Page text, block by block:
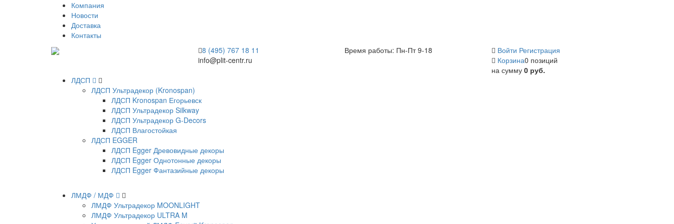
Компания
Новости
Доставка
Контакты
8 (495) 767 18 11
info@plit-centr.ru
Время работы: Пн-Пт 9-18 Войти Регистрация
Корзина0 позиций
на сумму 0 руб.
ЛДСП
ЛДСП Ультрадекор (Kronospan)
ЛДСП Kronospan Егорьевск
ЛДСП Ультрадекор Silkway
ЛДСП Ультрадекор G-Decors
ЛДСП Влагостойкая
ЛДСП EGGER
ЛДСП Egger Древовидные декоры
ЛДСП Egger Однотонные декоры
ЛДСП Egger Фантазийные декоры
ЛМДФ / МДФ
ЛМДФ Ультрадекор MOONLIGHT
ЛМДФ Ультрадекор ULTRA M